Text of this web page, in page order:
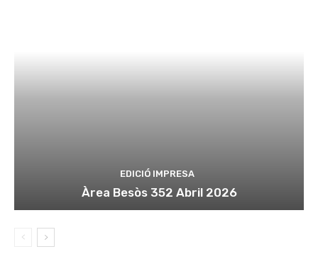
EDICIÓ IMPRESA
Àrea Besòs 352 Abril 2026